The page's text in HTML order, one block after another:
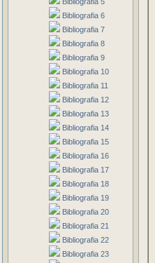
Bibliografia 6
Bibliografia 7
Bibliografia 8
Bibliografia 9
Bibliografia 10
Bibliografia 11
Bibliografia 12
Bibliografia 13
Bibliografia 14
Bibliografia 15
Bibliografia 16
Bibliografia 17
Bibliografia 18
Bibliografia 19
Bibliografia 20
Bibliografia 21
Bibliografia 22
Bibliografia 23